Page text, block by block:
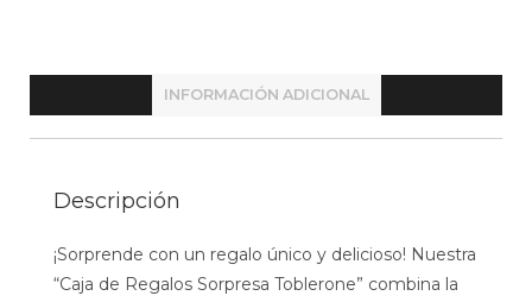
INFORMACIÓN ADICIONAL
Descripción
¡Sorprende con un regalo único y delicioso! Nuestra
“Caja de Regalos Sorpresa Toblerone” combina la